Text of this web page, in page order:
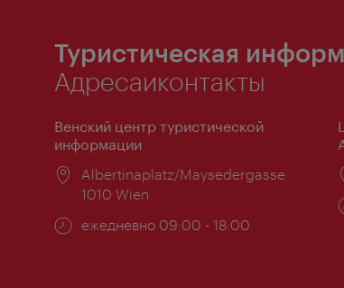
Туристическая
Адресаиконтакты
Венский центр туристической
информации
Расположение:
Albertinaplatz/Maysedergasse
1010 Wien
Часы
ежедневно 09:00 - 18:00